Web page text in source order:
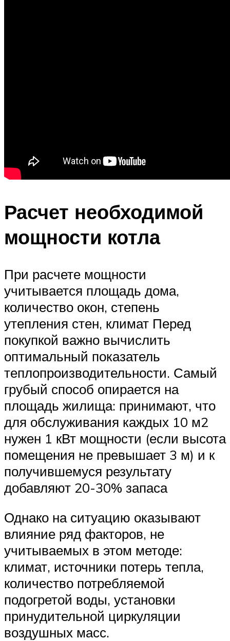
Расчет необходимой
мощности котла
При расчете мощности
учитывается площадь дома,
количество окон, степень
утепления стен, климат Перед
покупкой важно вычислить
оптимальный показатель
теплопроизводительности. Самый
грубый способ опирается на
площадь жилища: принимают, что
для обслуживания каждых 10 м2
нужен 1 кВт мощности (если высота
помещения не превышает 3 м) и к
получившемуся результату
добавляют 20-30% запаса
Однако на ситуацию оказывают
влияние ряд факторов, не
учитываемых в этом методе:
климат, источники потерь тепла,
количество потребляемой
подогретой воды, установки
принудительной циркуляции
воздушных масс.